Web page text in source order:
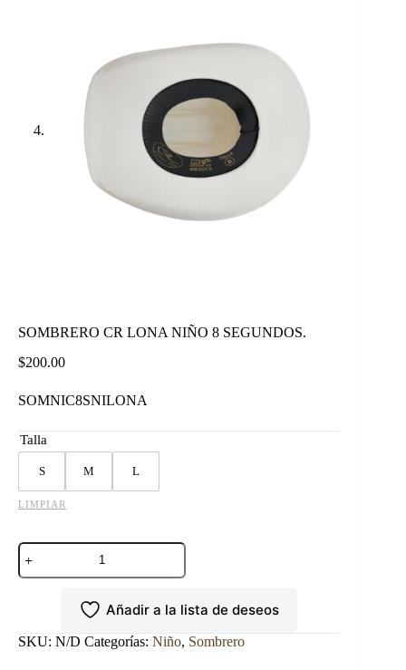
SOMBRERO CR LONA NIÑO 8 SEGUNDOS.
$200.00
SOMNIC8SNILONA
Talla
S M L
LIMPIAR
SOMBRERO
CR
LONA
cantidad
Añadir a la lista de deseos
SKU: N/D Categorías: Niño, Sombrero